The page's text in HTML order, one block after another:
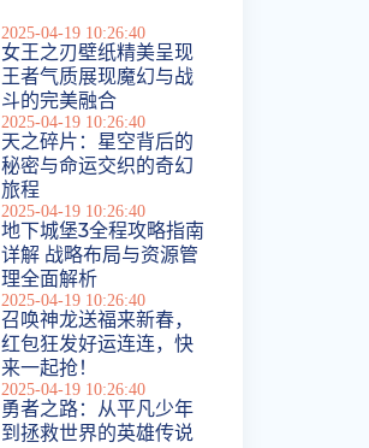
2025-04-19 10:26:40
女王之刃壁纸精美呈现
王者气质展现魔幻与战
斗的完美融合
2025-04-19 10:26:40
天之碎片：星空背后的
秘密与命运交织的奇幻
旅程
2025-04-19 10:26:40
地下城堡3全程攻略指南
详解 战略布局与资源管
理全面解析
2025-04-19 10:26:40
召唤神龙送福来新春，
红包狂发好运连连，快
来一起抢！
2025-04-19 10:26:40
勇者之路：从平凡少年
到拯救世界的英雄传说